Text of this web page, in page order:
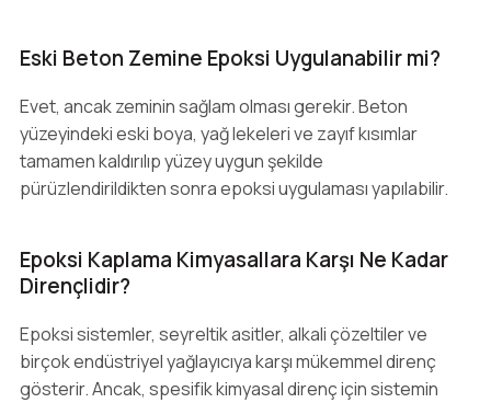
Eski Beton Zemine Epoksi Uygulanabilir mi?
Evet, ancak zeminin sağlam olması gerekir. Beton
yüzeyindeki eski boya, yağ lekeleri ve zayıf kısımlar
tamamen kaldırılıp yüzey uygun şekilde
pürüzlendirildikten sonra epoksi uygulaması yapılabilir.
Epoksi Kaplama Kimyasallara Karşı Ne Kadar
Dirençlidir?
Epoksi sistemler, seyreltik asitler, alkali çözeltiler ve
birçok endüstriyel yağlayıcıya karşı mükemmel direnç
gösterir. Ancak, spesifik kimyasal direnç için sistemin